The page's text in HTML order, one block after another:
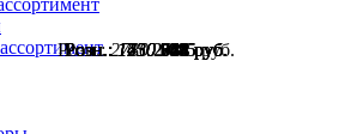
Розн.:2780 2 085руб.
Розн.:1250 663руб.
Розн.:1430 744руб.
Розн.:1430 744руб.
Розн.:1630 848руб.
Розн.:1750 928руб.